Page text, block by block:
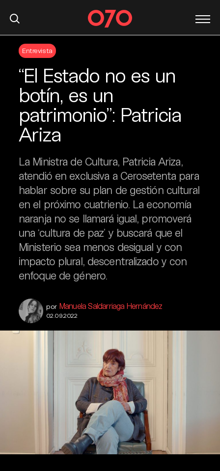
Entrevista
“El Estado no es un
botín, es un
patrimonio”: Patricia
Ariza
La Ministra de Cultura, Patricia Ariza,
atendió en exclusiva a Cerosetenta para
hablar sobre su plan de gestión cultural
en el próximo cuatrienio. La economía
naranja no se llamará igual, promoverá
una ‘cultura de paz’ y buscará que el
Ministerio sea menos desigual y con
impacto plural, descentralizado y con
enfoque de género.
por Manuela Saldarriaga Hernández
02.09.2022